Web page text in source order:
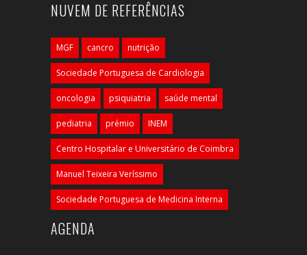
NUVEM DE REFERÊNCIAS
MGF cancro nutrição
Sociedade Portuguesa de Cardiologia
oncologia psiquiatria saúde mental
pediatria prémio INEM
Centro Hospitalar e Universitário de Coimbra
Manuel Teixeira Veríssimo
Sociedade Portuguesa de Medicina Interna
AGENDA